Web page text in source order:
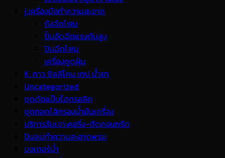
j.เครื่องมือทำความสะอาด
ถังฉีดโฟม
ปั้มอัดฉีดแรงดันสูง
ปืนฉีดโฟม
เครื่องดูดฝุ่น
K. กาว ซิลลิโคน เทป น้ำยา
Uncategorized
ชุดดัดแป๊บไฮดรอลิค
ชุดถอดไส้กรองน้ำมันเครื่อง
บริการรับเจาะคอริ่ง-ตัดคอนกรีต
ปืนลมทำความสะอาดพรม
มอเตอร์น้ำ